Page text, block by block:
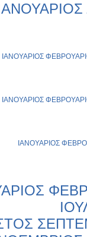
ΙΑΝΟΥΑΡΙΟΣ
ΙΑΝΟΥΑΡΙΟΣ
ΙΑΝΟΥΑΡΙΟΣ